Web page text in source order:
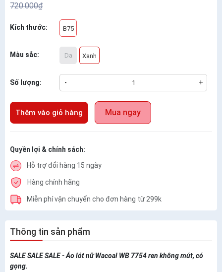
720.000₫
Kích thước: B75
Màu sắc: Da Xanh
Số lượng: - +
Thêm vào giỏ hàng Mua ngay
Quyền lợi & chính sách:
Hỗ trợ đổi hàng 15 ngày
Hàng chính hãng
Miễn phí vận chuyển cho đơn hàng từ 299k
Thông tin sản phẩm
SALE SALE SALE - Áo lót nữ Wacoal WB 7754 ren không mút, có
gọng.